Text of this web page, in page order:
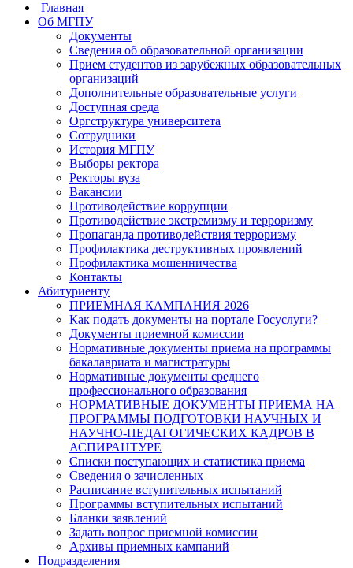
Главная
Об МГПУ
Документы
Сведения об образовательной организации
Прием студентов из зарубежных образовательных
организаций
Дополнительные образовательные услуги
Доступная среда
Оргструктура университета
Сотрудники
История МГПУ
Выборы ректора
Ректоры вуза
Вакансии
Противодействие коррупции
Противодействие экстремизму и терроризму
Пропаганда противодействия терроризму
Профилактика деструктивных проявлений
Профилактика мошенничества
Контакты
Абитуриенту
ПРИЕМНАЯ КАМПАНИЯ 2026
Как подать документы на портале Госуслуги?
Документы приемной комиссии
Нормативные документы приема на программы
бакалавриата и магистратуры
Нормативные документы среднего
профессионального образования
НОРМАТИВНЫЕ ДОКУМЕНТЫ ПРИЕМА НА
ПРОГРАММЫ ПОДГОТОВКИ НАУЧНЫХ И
НАУЧНО-ПЕДАГОГИЧЕСКИХ КАДРОВ В
АСПИРАНТУРЕ
Списки поступающих и статистика приема
Сведения о зачисленных
Расписание вступительных испытаний
Программы вступительных испытаний
Бланки заявлений
Задать вопрос приемной комиссии
Архивы приемных кампаний
Подразделения